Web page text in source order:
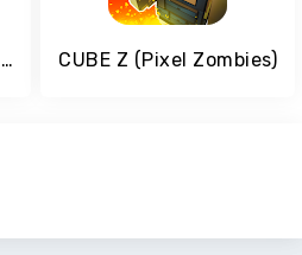
Last Hero: Стрелялки Зомби RPG CUBE Z (Pixel Zombies)